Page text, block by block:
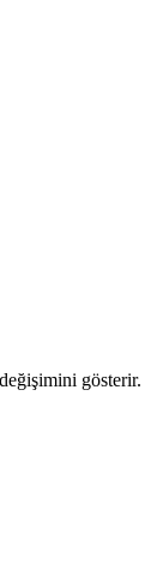
gösterir.